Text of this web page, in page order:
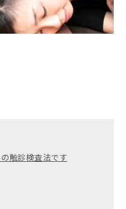
触診検査法です